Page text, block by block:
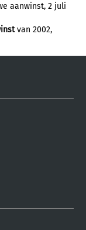
aanwinst, 2 juli
van 2002,